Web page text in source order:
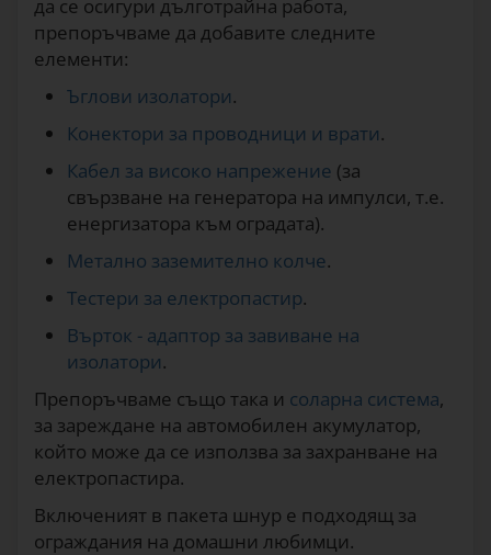
да се осигури дълготрайна работа,
препоръчваме да добавите следните
елементи:
Ъглови изолатори.
Конектори за проводници и врати.
Кабел за високо напрежение (за
свързване на генератора на импулси, т.е.
енергизатора към оградата).
Метално заземително колче.
Тестери за електропастир.
Върток - адаптор за завиване на
изолатори.
Препоръчваме също така и соларна система,
за зареждане на автомобилен акумулатор,
който може да се използва за захранване на
електропастира.
Включеният в пакета шнур е подходящ за
ограждания на домашни любимци.